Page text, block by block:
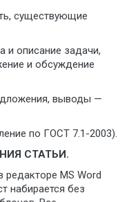
существующие
и описание задачи,
и обсуждение
выводы —
по ГОСТ 7.1-2003).
СТАТЬИ.
редакторе МS Word
набирается без